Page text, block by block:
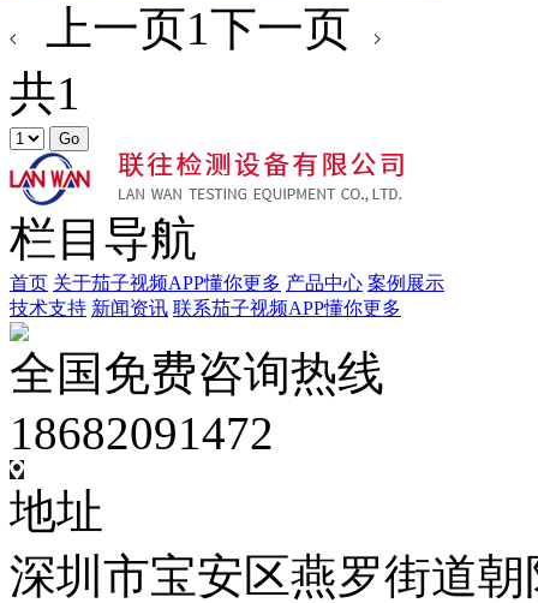
上一页1下一页
共1
栏目导航
首页 关于茄子视频APP懂你更多 产品中心 案例展示
技术支持 新闻资讯 联系茄子视频APP懂你更多
全国免费咨询热线
18682091472
地址
深圳市宝安区燕罗街道